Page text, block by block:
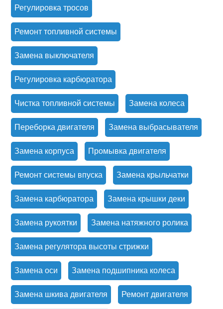
Регулировка тросов
Ремонт топливной системы
Замена выключателя
Регулировка карбюратора
Чистка топливной системы Замена колеса
Переборка двигателя Замена выбрасывателя
Замена корпуса Промывка двигателя
Ремонт системы впуска Замена крыльчатки
Замена карбюратора Замена крышки деки
Замена рукоятки Замена натяжного ролика
Замена регулятора высоты стрижки
Замена оси Замена подшипника колеса
Замена шкива двигателя Ремонт двигателя